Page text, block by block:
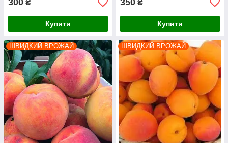
300 ₴
Купити
350 ₴
Купити
ШВИДКИЙ ВРОЖАЙ ШВИДКИЙ ВРОЖАЙ